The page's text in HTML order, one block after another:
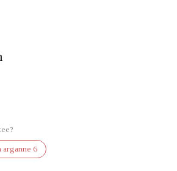
arganne 6